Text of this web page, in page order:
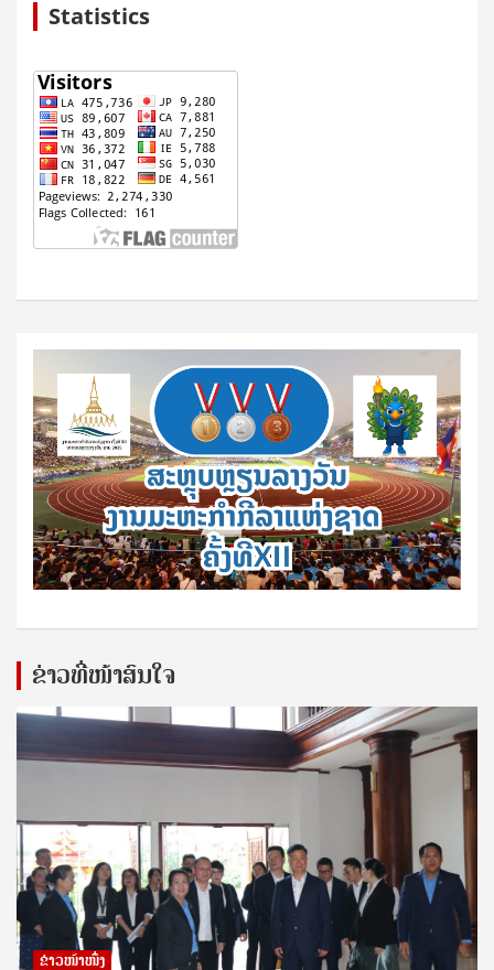
Statistics
ຂ່າວທີ່ໜ້າສົນໃຈ
ຂ່າວໜ້າໜຶ່ງ